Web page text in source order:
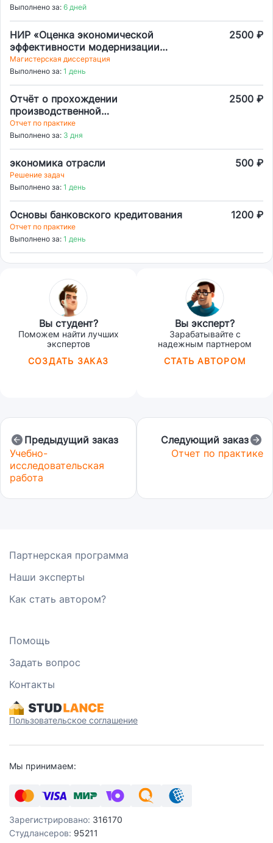
Выполнено за: 6 дней
НИР «Оценка экономической
эффективности модернизации
морских буровых платформ с
учетом факторов неопределенности
и риска»
2500 ₽
Магистерская диссертация
Выполнено за: 1 день
Отчёт о прохождении
производственной
(технологической (проектно-
технологической) практики
2500 ₽
Отчет по практике
Выполнено за: 3 дня
экономика отрасли 500 ₽
Решение задач
Выполнено за: 1 день
Основы банковского кредитования 1200 ₽
Отчет по практике
Выполнено за: 1 день
Вы студент?
Поможем найти лучших
экспертов
СОЗДАТЬ ЗАКАЗ
Вы эксперт?
Зарабатывайте с
надежным партнером
СТАТЬ АВТОРОМ
Предыдущий заказ
Учебно-
исследовательская
работа
Следующий заказ
Отчет по практике
Партнерская программа
Наши эксперты
Как стать автором?
Помощь
Задать вопрос
Контакты
Пользовательское соглашение
Мы принимаем:
Зарегистрировано: 316170
Студлансеров: 95211